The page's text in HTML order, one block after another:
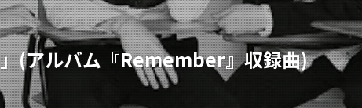
(アルバム『Remember』収録曲)